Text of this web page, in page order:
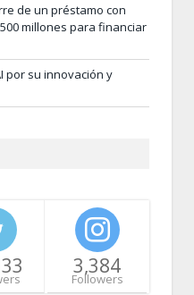
de un préstamo con
millones para financiar
por su innovación y
3,384
Followers